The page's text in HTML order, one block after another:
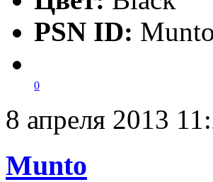
PSN ID:
0
8 апреля 2013
Munto